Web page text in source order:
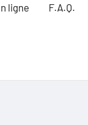
ligne F.A.Q.